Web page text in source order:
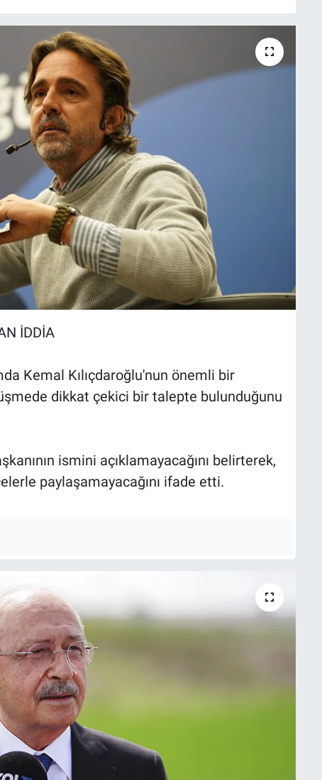
İDDİA
Kemal Kılıçdaroğlu'nun önemli bir
dikkat çekici bir talepte bulunduğunu
ismini açıklamayacağını belirterek,
paylaşamayacağını ifade etti.